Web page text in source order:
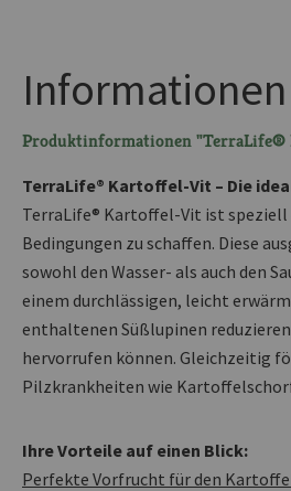
Informationen
Produktinformationen
TerraLife® Kartoffel-Vit – Die
TerraLife® Kartoffel-Vit ist
Bedingungen zu schaffen. Diese
sowohl den Wasser- als auch den
einem durchlässigen, leicht
enthaltenen Süßlupinen
hervorrufen können. Gleichzeitig
Pilzkrankheiten wie
Ihre Vorteile auf einen Blick:
Perfekte Vorfrucht für den